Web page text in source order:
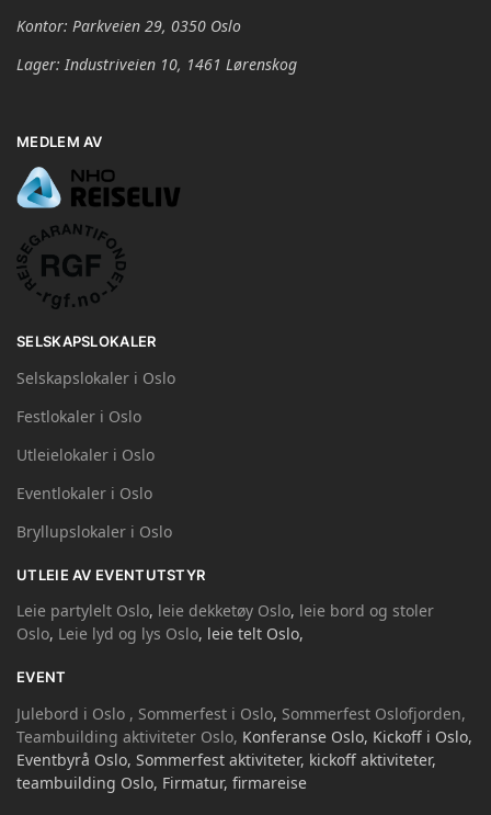
Kontor: Parkveien 29, 0350 Oslo
Lager: Industriveien 10, 1461 Lørenskog
MEDLEM AV
SELSKAPSLOKALER
Selskapslokaler i Oslo
Festlokaler i Oslo
Utleielokaler i Oslo
Eventlokaler i Oslo
Bryllupslokaler i Oslo
UTLEIE AV EVENTUTSTYR
Leie partylelt Oslo, leie dekketøy Oslo, leie bord og stoler
Oslo, Leie lyd og lys Oslo, leie telt Oslo,
EVENT
Julebord i Oslo , Sommerfest i Oslo, Sommerfest Oslofjorden,
Teambuilding aktiviteter Oslo, Konferanse Oslo, Kickoff i Oslo,
Eventbyrå Oslo, Sommerfest aktiviteter, kickoff aktiviteter,
teambuilding Oslo, Firmatur, firmareise